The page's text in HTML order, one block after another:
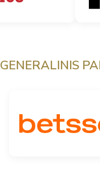
GENERALINIS